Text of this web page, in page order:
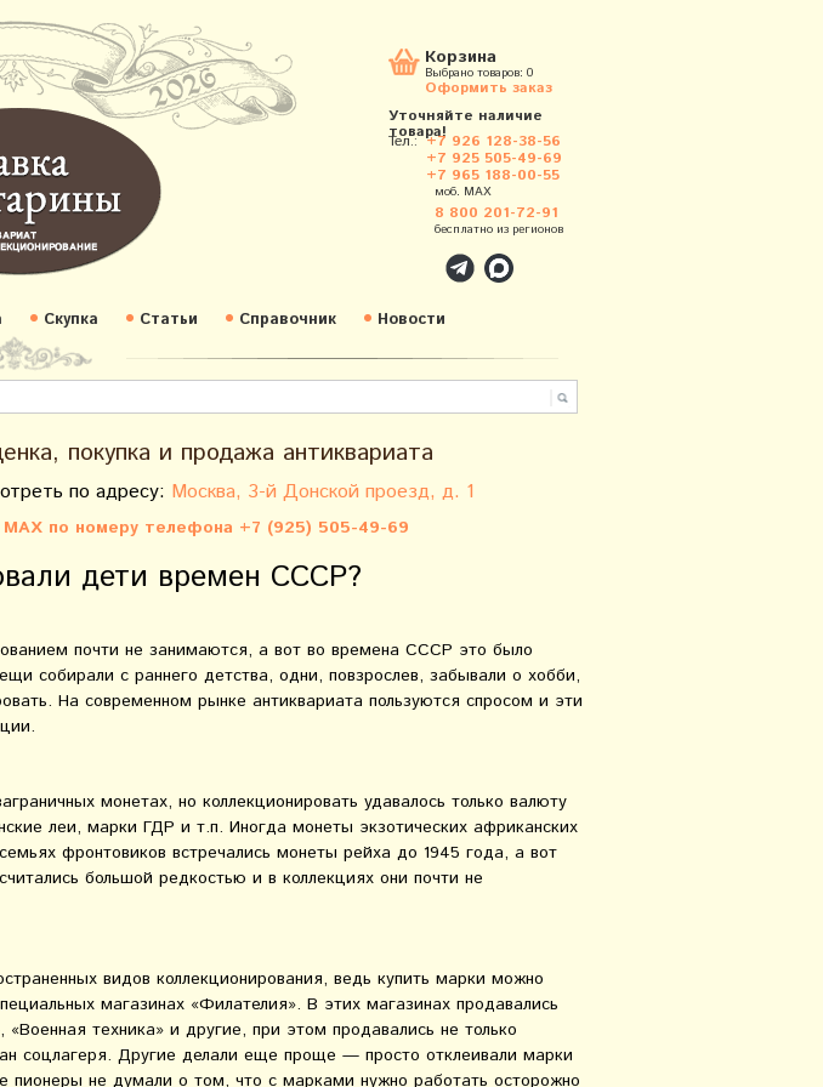
Корзина
Выбрано товаров: 0
Оформить заказ
Уточняйте наличие
товара!
Тел.: +7 926 128-38-56
+7 925 505-49-69
+7 965 188-00-55
моб. MAX
8 800 201-72-91
бесплатно из регионов
Скупка Статьи Справочник Новости
покупка и продажа антиквариата
по адресу: Москва, 3-й Донской проезд, д. 1
по номеру телефона +7 (925) 505-49-69
дети времен СССР?
почти не занимаются, а вот во времена СССР это было
собирали с раннего детства, одни, повзрослев, забывали о хобби,
На современном рынке антиквариата пользуются спросом и эти
монетах, но коллекционировать удавалось только валюту
леи, марки ГДР и т.п. Иногда монеты экзотических африканских
фронтовиков встречались монеты рейха до 1945 года, а вот
большой редкостью и в коллекциях они почти не
видов коллекционирования, ведь купить марки можно
магазинах «Филателия». В этих магазинах продавались
техника» и другие, при этом продавались не только
соцлагеря. Другие делали еще проще — просто отклеивали марки
пионеры не думали о том, что с марками нужно работать осторожно